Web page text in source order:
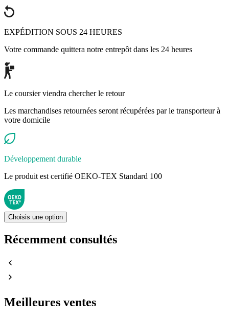
EXPÉDITION SOUS 24 HEURES
Votre commande quittera notre entrepôt dans les 24 heures
Le coursier viendra chercher le retour
Les marchandises retournées seront récupérées par le transporteur à
votre domicile
Développement durable
Le produit est certifié OEKO-TEX Standard 100
Choisis une option
Récemment consultés
Meilleures ventes